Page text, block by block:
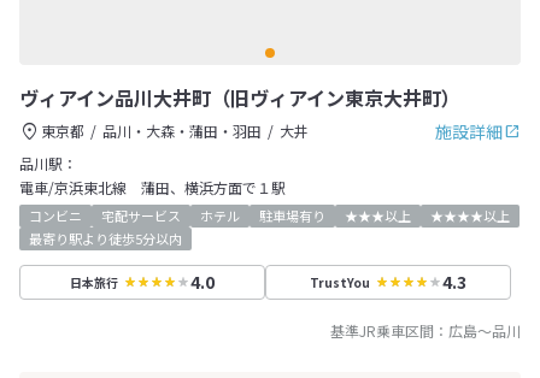
ヴィアイン品川大井町（旧ヴィアイン東京大井町）
施設詳細
東京都 品川・大森・蒲田・羽田
大井
品川駅：
電車/京浜東北線 蒲田、横浜方面で１駅
コンビニ 宅配サービス ホテル 駐車場有り ★★★以上
★★★★以上
最寄り駅より徒歩5分以内
日本旅行 4.0 TrustYou 4.3
基準JR乗車区間： 広島～品川